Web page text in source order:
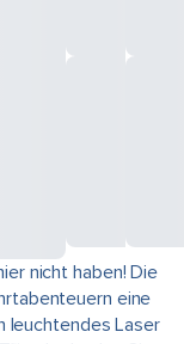
nicht haben! Die
eine
leuchtendes Laser